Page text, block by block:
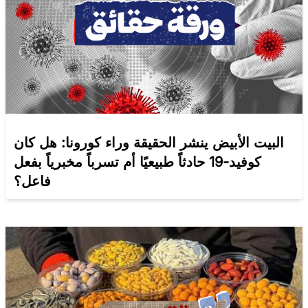
البيت الأبيض ينشر الحقيقة وراء كورونا: هل كان
كوفيد-19 حادثاً طبيعيًا أم تسرباً مخبرياً بفعل
فاعل؟